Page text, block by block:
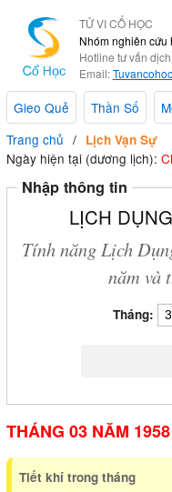
TỬ VI CỔ HỌC
Nhóm nghiên cứu
Hotline tư vấn
Email:
Gieo Quẻ Thần Số
Trang chủ
Lịch Vạn Sự
Ngày hiện tại (dương lịch):
Nhập thông tin
LỊCH
Tính năng Lịch
năm và
Tháng:
THÁNG 03 NĂM 1958
Tiết khí trong tháng